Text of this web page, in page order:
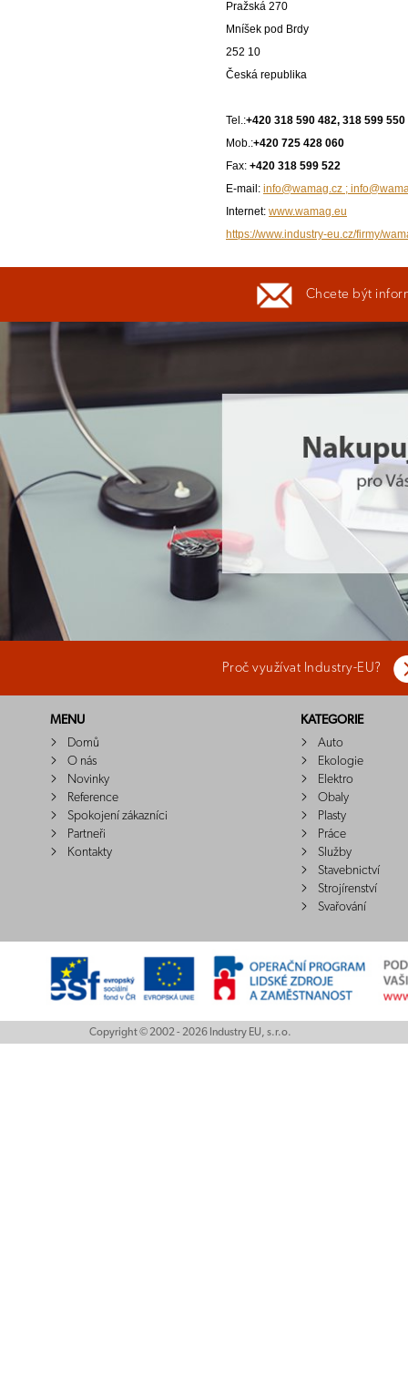
Pražská 270
Mníšek pod Brdy
252 10
Česká republika
Tel.:+420 318 590 482, 318 599 550
Mob.:+420 725 428 060
Fax: +420 318 599 522
E-mail: info@wamag.cz ;
Internet: www.wamag.eu
https://www.industry-eu.cz/firmy/
Chcete být
Proč využívat Industry-EU?
MENU
Domů
O nás
Novinky
Reference
Spokojení zákazníci
Partneři
Kontakty
KATEGORIE
Auto
Ekologie
Elektro
Obaly
Plasty
Práce
Služby
Stavebnictví
Strojírenství
Svařování
Copyright © 2002 - 2026 Industry EU, s.r.o.